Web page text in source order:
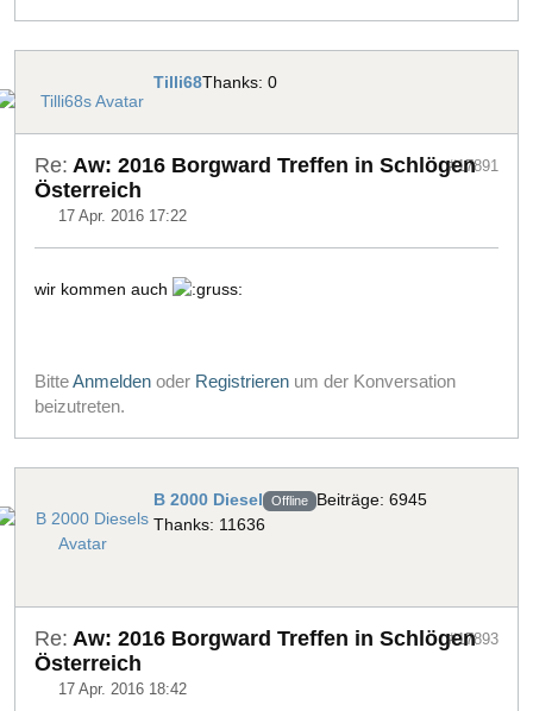
Tilli68Thanks: 0
Re: Aw: 2016 Borgward Treffen in Schlögen
Österreich
17 Apr. 2016 17:22
#17891
wir kommen auch
BitteAnmelden oder Registrieren um der Konversation
beizutreten.
B 2000 Diesel Offline Beiträge: 6945
Thanks: 11636
Re: Aw: 2016 Borgward Treffen in Schlögen
Österreich
17 Apr. 2016 18:42
#17893